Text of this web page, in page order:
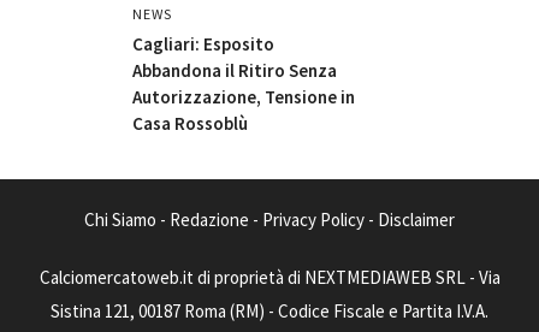
NEWS
Cagliari: Esposito
Abbandona il Ritiro Senza
Autorizzazione, Tensione in
Casa Rossoblù
Chi Siamo - Redazione - Privacy Policy - Disclaimer
Calciomercatoweb.it di proprietà di NEXTMEDIAWEB SRL - Via
Sistina 121, 00187 Roma (RM) - Codice Fiscale e Partita I.V.A.